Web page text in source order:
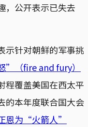
，公开表示已失去
示针对朝鲜的军事挑
”（fire and fury）
程覆盖美国在西太平
的本年度联合国大会
恩为“火箭人”